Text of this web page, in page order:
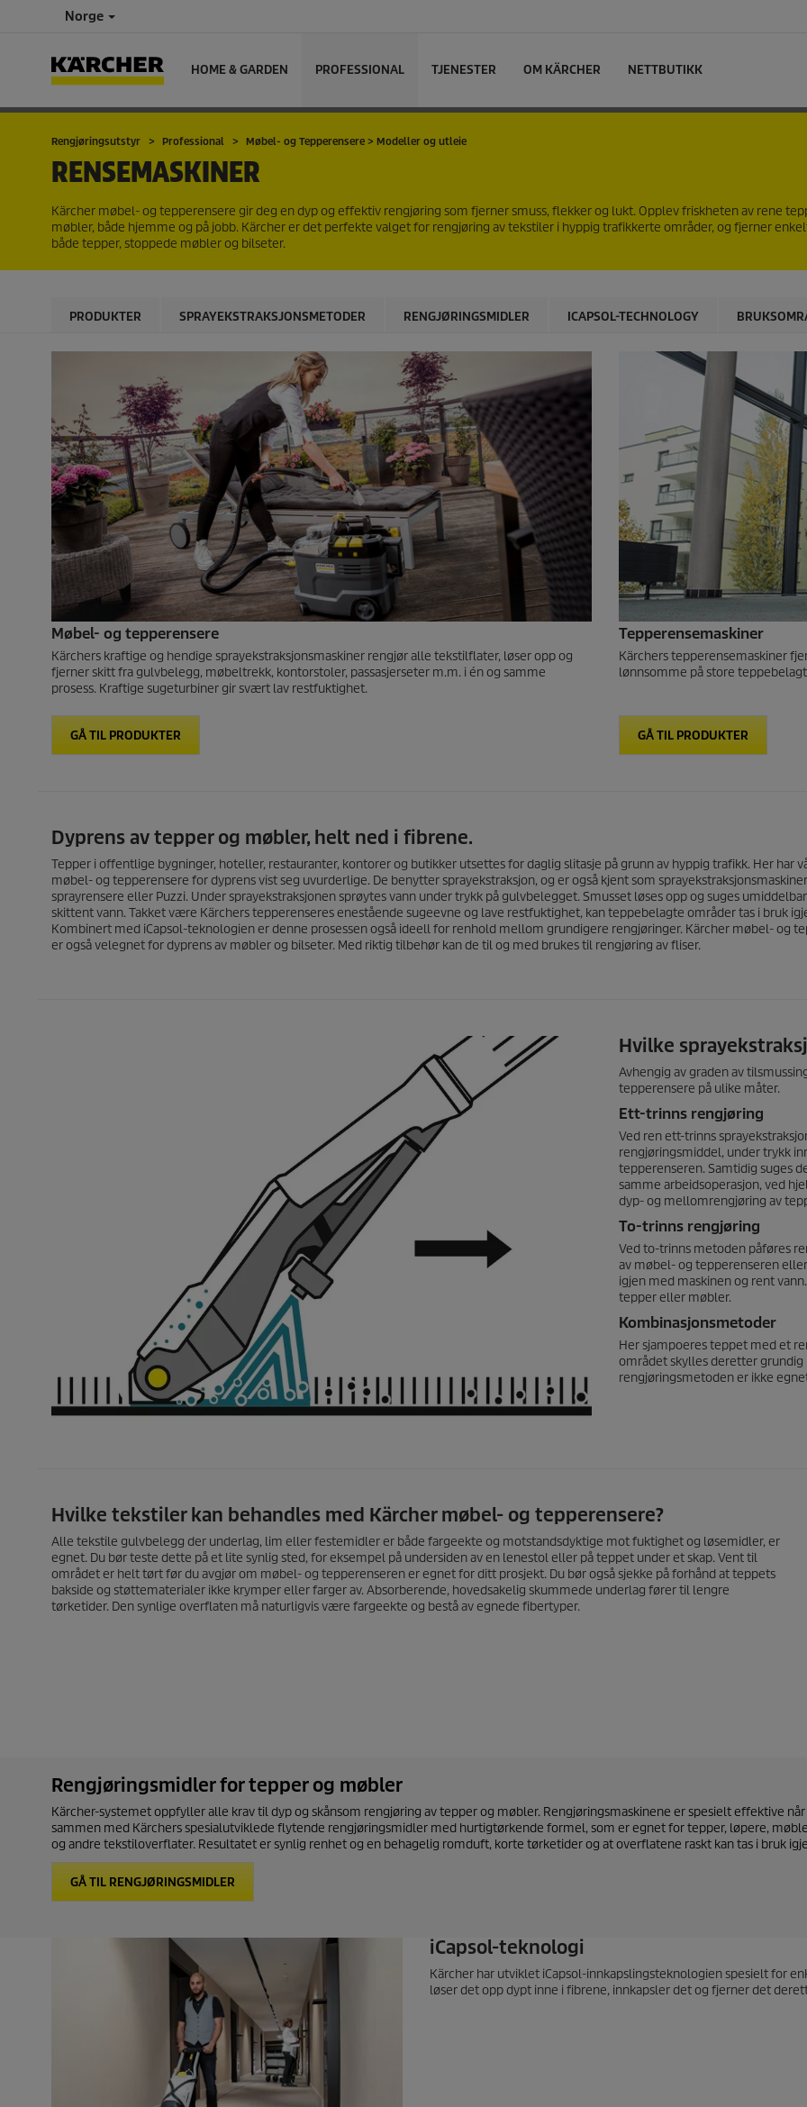
Norge
HOME & GARDEN PROFESSIONAL TJENESTER OM KÄRCHER NETTBUTIKK
Rengjøringsutstyr Professional Møbel- og Tepperensere > Modeller og utleie
RENSEMASKINER
Kärcher møbel- og tepperensere gir deg en dyp og effektiv rengjøring som fjerner smuss, flekker og lukt. Opplev friskheten av rene
møbler, både hjemme og på jobb. Kärcher er det perfekte valget for rengjøring av tekstiler i hyppig trafikkerte områder, og fjerner
både tepper, stoppede møbler og bilseter.
PRODUKTER SPRAYEKSTRAKSJONSMETODER RENGJØRINGSMIDLER ICAPSOL-TECHNOLOGY
Møbel- og tepperensere
Kärchers kraftige og hendige sprayekstraksjonsmaskiner rengjør alle tekstilflater, løser opp og
fjerner skitt fra gulvbelegg, møbeltrekk, kontorstoler, passasjerseter m.m. i én og samme
prosess. Kraftige sugeturbiner gir svært lav restfuktighet.
GÅ TIL PRODUKTER
Tepperensemaskiner
Kärchers tepperensemaskiner
lønnsomme på store
GÅ TIL PRODUKTER
Dyprens av tepper og møbler, helt ned i fibrene.
Tepper i offentlige bygninger, hoteller, restauranter, kontorer og butikker utsettes for daglig slitasje på grunn av hyppig trafikk. Her har
møbel- og tepperensere for dyprens vist seg uvurderlige. De benytter sprayekstraksjon, og er også kjent som
sprayrensere eller Puzzi. Under sprayekstraksjonen sprøytes vann under trykk på gulvbelegget. Smusset løses opp og suges
skittent vann. Takket være Kärchers tepperenseres enestående sugeevne og lave restfuktighet, kan teppebelagte områder tas i bruk
Kombinert med iCapsol-teknologien er denne prosessen også ideell for renhold mellom grundigere rengjøringer. Kärcher møbel- og
er også velegnet for dyprens av møbler og bilseter. Med riktig tilbehør kan de til og med brukes til rengjøring av fliser.
Hvilke
Avhengig av graden av
tepperensere på ulike måter.
Ett-trinns rengjøring
Ved ren ett-trinns
rengjøringsmiddel, under trykk
tepperenseren. Samtidig suges
samme arbeidsoperasjon, ved
dyp- og mellomrengjøring av
To-trinns rengjøring
Ved to-trinns metoden påføres
av møbel- og tepperenseren
igjen med maskinen og rent
tepper eller møbler.
Kombinasjonsmetoder
Her sjampoeres teppet med et
området skylles deretter grundig
rengjøringsmetoden er ikke
Hvilke tekstiler kan behandles med Kärcher møbel- og tepperensere?
Alle tekstile gulvbelegg der underlag, lim eller festemidler er både fargeekte og motstandsdyktige mot fuktighet og løsemidler, er
egnet. Du bør teste dette på et lite synlig sted, for eksempel på undersiden av en lenestol eller på teppet under et skap. Vent til
området er helt tørt før du avgjør om møbel- og tepperenseren er egnet for ditt prosjekt. Du bør også sjekke på forhånd at teppets
bakside og støttematerialer ikke krymper eller farger av. Absorberende, hovedsakelig skummede underlag fører til lengre
tørketider. Den synlige overflaten må naturligvis være fargeekte og bestå av egnede fibertyper.
Rengjøringsmidler for tepper og møbler
Kärcher-systemet oppfyller alle krav til dyp og skånsom rengjøring av tepper og møbler. Rengjøringsmaskinene er spesielt effektive
sammen med Kärchers spesialutviklede flytende rengjøringsmidler med hurtigtørkende formel, som er egnet for tepper, løpere,
og andre tekstiloverflater. Resultatet er synlig renhet og en behagelig romduft, korte tørketider og at overflatene raskt kan tas i bruk
GÅ TIL RENGJØRINGSMIDLER
iCapsol-teknologi
Kärcher har utviklet iCapsol-innkapslingsteknologien spesielt for
løser det opp dypt inne i fibrene, innkapsler det og fjerner det